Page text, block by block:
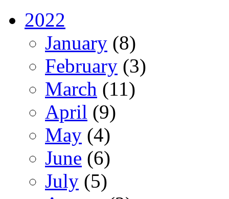
2022
January (8)
February (3)
March (11)
April (9)
May (4)
June (6)
July (5)